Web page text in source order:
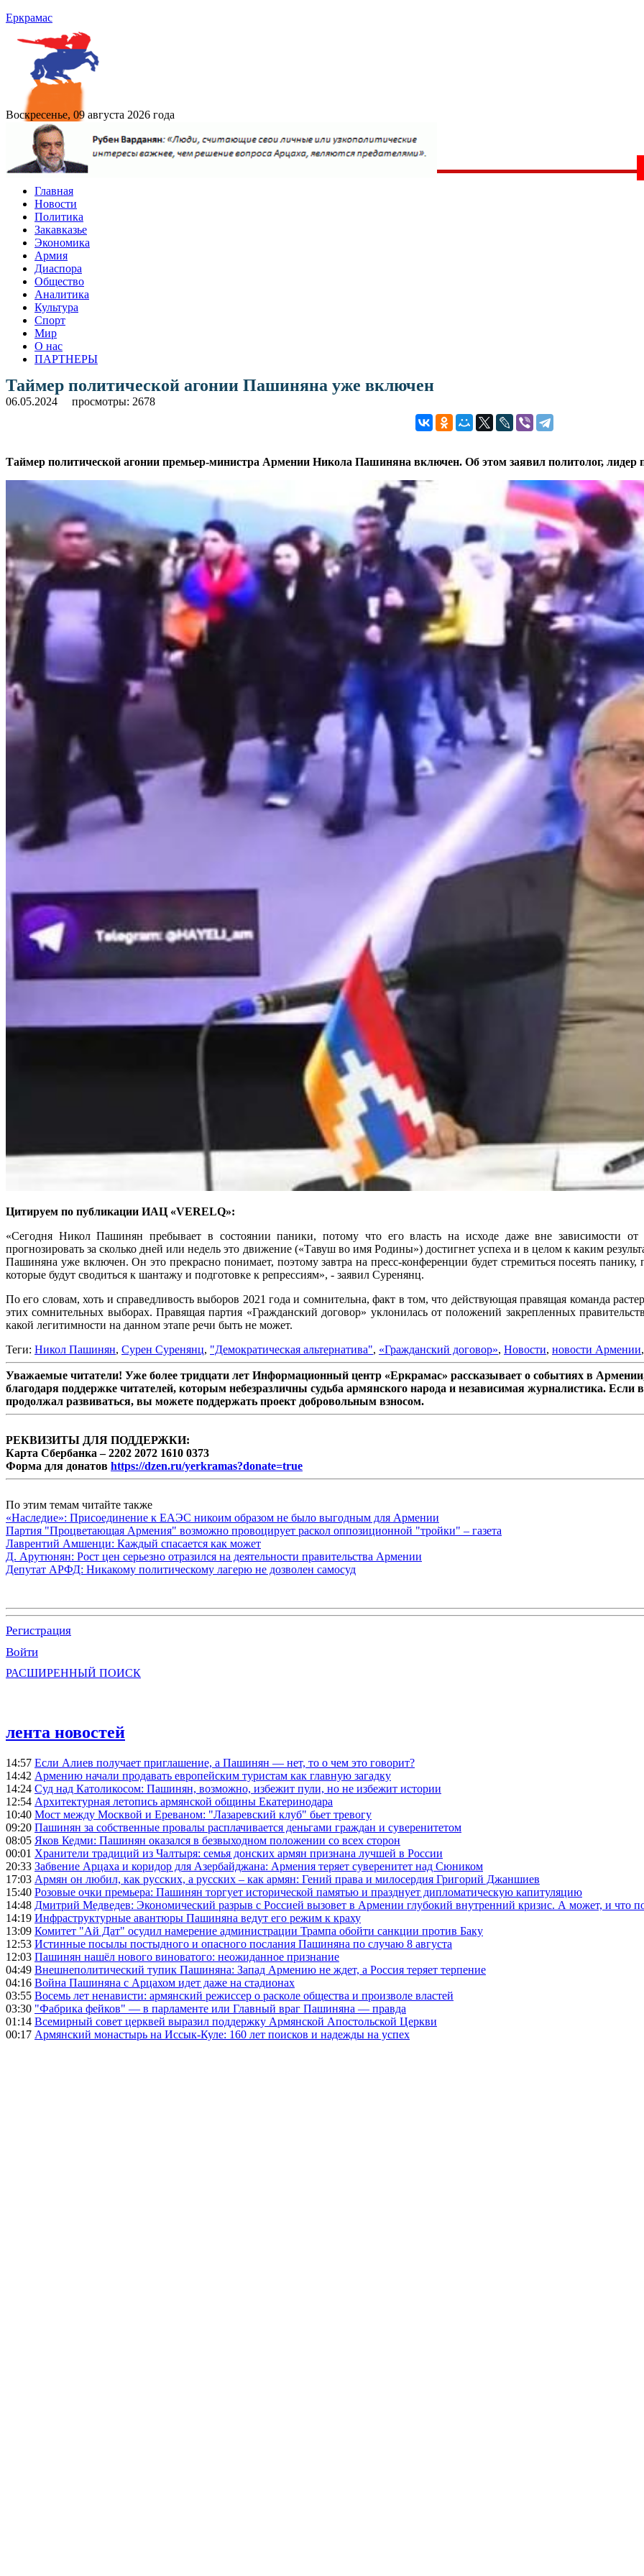
Еркрамас
Воскресенье, 09 августа 2026 года
Главная
Новости
Политика
Закавказье
Экономика
Армия
Диаспора
Общество
Аналитика
Культура
Спорт
Мир
О нас
ПАРТНЕРЫ
Таймер политической агонии Пашиняна уже включен
06.05.2024 просмотры: 2678
Таймер политической агонии премьер-министра Армении Никола Пашиняна включен. Об этом заявил политолог, лидер
Цитируем по публикации ИАЦ «VERELQ»:
«Сегодня Никол Пашинян пребывает в состоянии паники, потому что его власть на исходе даже вне зависимости
прогнозировать за сколько дней или недель это движение («Тавуш во имя Родины») достигнет успеха и в целом к каким
Пашиняна уже включен. Он это прекрасно понимает, поэтому завтра на пресс-конференции будет стремиться посеять
которые будут сводиться к шантажу и подготовке к репрессиям», - заявил Суренянц.
По его словам, хоть и справедливость выборов 2021 года и сомнительна, факт в том, что действующая правящая команда
этих сомнительных выборах. Правящая партия «Гражданский договор» уклонилась от положений закрепленных
какой легитимности на данном этапе речи быть не может.
Теги: Никол Пашинян, Сурен Суренянц, "Демократическая альтернатива", «Гражданский договор», Новости, новости Армении,
Уважаемые читатели! Уже более тридцати лет Информационный центр «Еркрамас» рассказывает о событиях в
благодаря поддержке читателей, которым небезразличны судьба армянского народа и независимая журналистика.
продолжал развиваться, вы можете поддержать проект добровольным взносом.
РЕКВИЗИТЫ ДЛЯ ПОДДЕРЖКИ:
Карта Сбербанка – 2202 2072 1610 0373
Форма для донатов https://dzen.ru/yerkramas?donate=true
По этим темам читайте также
«Наследие»: Присоединение к ЕАЭС никоим образом не было выгодным для Армении
Партия "Процветающая Армения" возможно провоцирует раскол оппозиционной "тройки" – газета
Лаврентий Амшенци: Каждый спасается как может
Д. Арутюнян: Рост цен серьезно отразился на деятельности правительства Армении
Депутат АРФД: Никакому политическому лагерю не дозволен самосуд
Регистрация
Войти
РАСШИРЕННЫЙ ПОИСК
лента новостей
14:57 Если Алиев получает приглашение, а Пашинян — нет, то о чем это говорит?
14:42 Армению начали продавать европейским туристам как главную загадку
14:24 Суд над Католикосом: Пашинян, возможно, избежит пули, но не избежит истории
12:54 Архитектурная летопись армянской общины Екатеринодара
10:40 Мост между Москвой и Ереваном: "Лазаревский клуб" бьет тревогу
09:20 Пашинян за собственные провалы расплачивается деньгами граждан и суверенитетом
08:05 Яков Кедми: Пашинян оказался в безвыходном положении со всех сторон
00:01 Хранители традиций из Чалтыря: семья донских армян признана лучшей в России
20:33 Забвение Арцаха и коридор для Азербайджана: Армения теряет суверенитет над Сюником
17:03 Армян он любил, как русских, а русских – как армян: Гений права и милосердия Григорий Джаншиев
15:40 Розовые очки премьера: Пашинян торгует исторической памятью и празднует дипломатическую капитуляцию
14:48 Дмитрий Медведев: Экономический разрыв с Россией вызовет в Армении глубокий внутренний кризис. А может, и что
14:19 Инфраструктурные авантюры Пашиняна ведут его режим к краху
13:09 Комитет "Ай Дат" осудил намерение администрации Трампа обойти санкции против Баку
12:53 Истинные посылы постыдного и опасного послания Пашиняна по случаю 8 августа
12:03 Пашинян нашёл нового виноватого: неожиданное признание
04:49 Внешнеполитический тупик Пашиняна: Запад Армению не ждет, а Россия теряет терпение
04:16 Война Пашиняна с Арцахом идет даже на стадионах
03:55 Восемь лет ненависти: армянский режиссер о расколе общества и произволе властей
03:30 "Фабрика фейков" — в парламенте или Главный враг Пашиняна — правда
01:14 Всемирный совет церквей выразил поддержку Армянской Апостольской Церкви
00:17 Армянский монастырь на Иссык-Куле: 160 лет поисков и надежды на успех